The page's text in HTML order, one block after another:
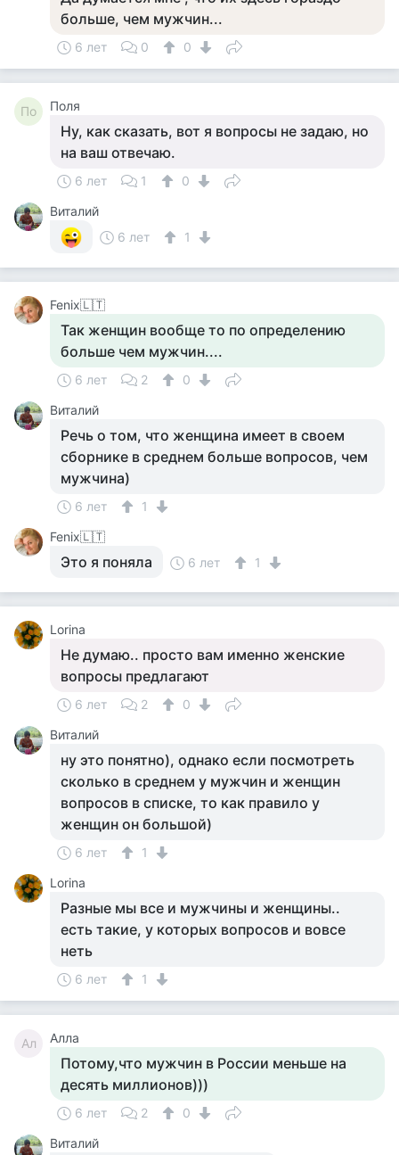
больше, чем мужчин...
6 лет 0 0
По Поля
Ну, как сказать, вот я вопросы не задаю, но
на ваш отвечаю.
6 лет 1
0
Виталий
6 лет
1
Fenix🇱🇹
Так женщин вообще то по определению
больше чем мужчин....
6 лет 2
0
Виталий
Речь о том, что женщина имеет в своем
сборнике в среднем больше вопросов, чем
мужчина)
6 лет
1
Fenix🇱🇹
Это я поняла 6 лет 1
Lorina
Не думаю.. просто вам именно женские
вопросы предлагают
6 лет 2
0
Виталий
ну это понятно), однако если посмотреть
сколько в среднем у мужчин и женщин
вопросов в списке, то как правило у
женщин он большой)
6 лет
1
Lorina
Разные мы все и мужчины и женщины..
есть такие, у которых вопросов и вовсе
неть
6 лет 1
Ал Алла
Потому,что мужчин в России меньше на
десять миллионов)))
6 лет 2
0
Виталий